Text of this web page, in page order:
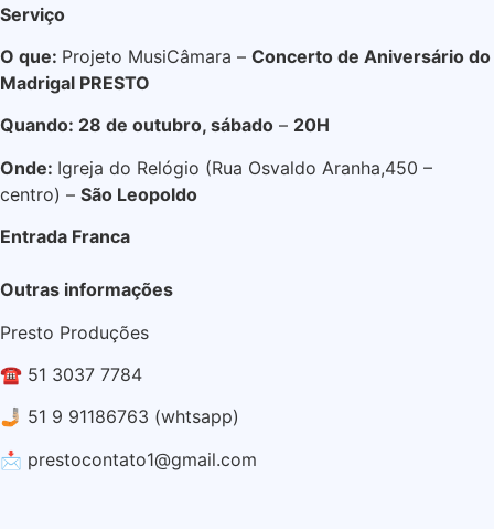
Serviço
O que: Projeto MusiCâmara – Concerto de Aniversário do
Madrigal PRESTO
Quando: 28 de outubro, sábado – 20H
Onde: Igreja do Relógio (Rua Osvaldo Aranha,450 –
centro) – São Leopoldo
Entrada Franca
Outras informações
Presto Produções
☎️ 51 3037 7784
🤳🏼 51 9 91186763 (whtsapp)
📩 prestocontato1@gmail.com